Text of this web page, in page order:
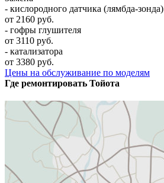
- кислородного датчика (лямбда-зонда)
от 2160 руб.
- гофры глушителя
от 3110 руб.
- катализатора
от 3380 руб.
Цены на обслуживание по моделям
Где ремонтировать Тойота